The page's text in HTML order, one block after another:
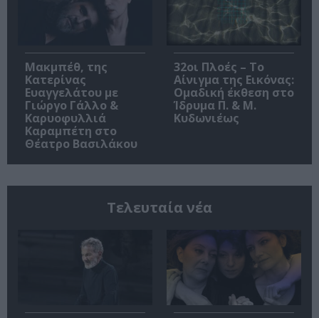
Μακμπέθ, της
Κατερίνας
Ευαγγελάτου με
Γιώργο Γάλλο &
Καρυοφυλλιά
Καραμπέτη στο
Θέατρο Βασιλάκου
32οι Πλοές – Το
Αίνιγμα της Εικόνας:
Ομαδική έκθεση στο
Ίδρυμα Π. & Μ.
Κυδωνιέως
Τελευταία νέα